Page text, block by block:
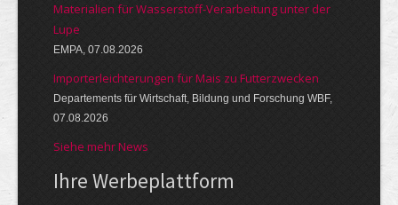
Materialien für Wasserstoff-Verarbeitung unter der
Lupe
EMPA, 07.08.2026
Importerleichterungen für Mais zu Futterzwecken
Departements für Wirtschaft, Bildung und Forschung WBF,
07.08.2026
Siehe mehr News
Ihre Werbe­platt­form